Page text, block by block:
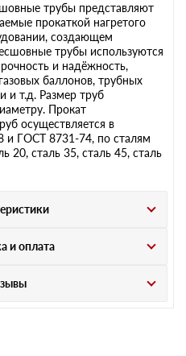
трубы представляют
прокаткой нагретого
создающем
трубы используются
и надёжность,
баллонов, трубных
и т.д. Размер труб
Прокат
осуществляется в
и ГОСТ 8731-74, по сталям
20, сталь 35, сталь 45, сталь
и оплата